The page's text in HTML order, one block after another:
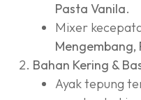
Pasta Vanila.
Mixer
Mengembang,
Bahan Kering &
Ayak tepung